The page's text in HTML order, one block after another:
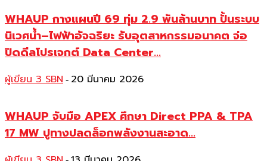
WHAUP กางแผนปี 69 ทุ่ม 2.9 พันล้านบาท ปั้นระบบ
นิเวศน้ำ–ไฟฟ้าอัจฉริยะ รับอุตสาหกรรมอนาคต จ่อ
ปิดดีลโปรเจกต์ Data Center...
ผู้เขียน 3 SBN - 20 มีนาคม 2026
WHAUP จับมือ APEX ศึกษา Direct PPA & TPA
17 MW ปูทางปลดล็อกพลังงานสะอาด...